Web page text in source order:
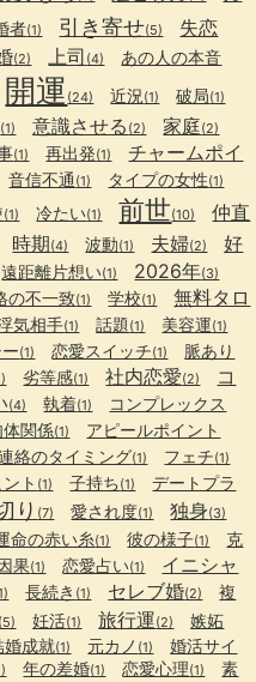
者(1) 引き寄せ(5) 失恋
(2) 上司 (4) あの人の本音
開運 (24) 近況 (1) 破局(1)
(1) 意識させる (2) 家庭(2)
(1) 再出発(1)
チャームポイ
音信不通 (1) タイプの女性(1)
(1) 冷たい(1) 前世(10)
仲直
時期(4) 波動(1) 夫婦(2)
好
遠距離片想い(1) 2026年(3)
の不一致(1) 学校(1)
無料タロ
気相手(1) 話題(1) 美容運(1)
(1) 恋愛スイッチ(1) 脈あり
劣等感(1) 社内恋愛(2)
コ
(4) 執着(1) コンプレックス
体関係(1) アピールポイント
絡のタイミング(1) フェチ(1)
ント (1) 子持ち(1)
デートプラ
り (7) 愛され度(1) 独身(3)
命の赤い糸(1) 彼の様子(1)
克
果(1) 恋愛占い(1)
イニシャ
長続き (1) セレブ婚(2)
複
(5) 妊活(1) 旅行運(2) 嫉妬
婚成就(1) 元カノ (1)
婚活サイ
年の差婚(1) 恋愛心理(1)
素